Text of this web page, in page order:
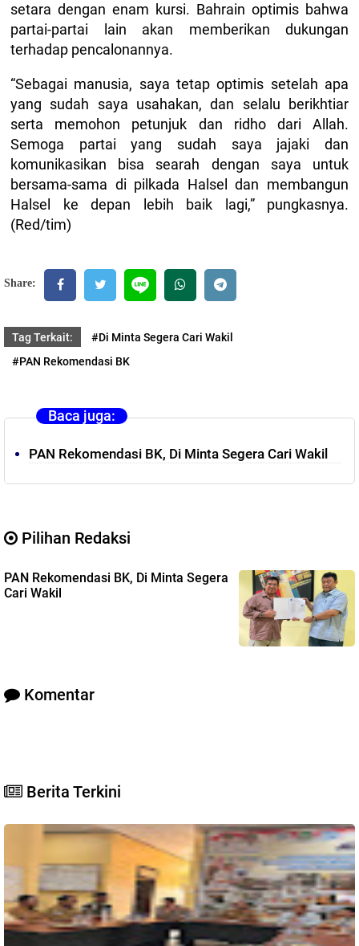
setara dengan enam kursi. Bahrain optimis bahwa
partai-partai lain akan memberikan dukungan
terhadap pencalonannya.
“Sebagai manusia, saya tetap optimis setelah apa
yang sudah saya usahakan, dan selalu berikhtiar
serta memohon petunjuk dan ridho dari Allah.
Semoga partai yang sudah saya jajaki dan
komunikasikan bisa searah dengan saya untuk
bersama-sama di pilkada Halsel dan membangun
Halsel ke depan lebih baik lagi,” pungkasnya.
(Red/tim)
Share:
Tag Terkait:
#Di Minta Segera Cari Wakil
#PAN Rekomendasi BK
Baca juga:
PAN Rekomendasi BK, Di Minta Segera Cari Wakil
Pilihan Redaksi
PAN Rekomendasi BK, Di Minta Segera
Cari Wakil
Komentar
Berita Terkini